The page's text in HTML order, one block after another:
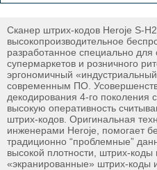
Cканер штрих-кодов Heroje S-
высокопроизводительное
разработанное специально
супермаркетов и розничного
эргономичный
современным ПО.
декодирования 4-го поколения
высокую оперативность
штрих-кодов. Оригинальная
инженерами Heroje, помогает
традиционно “проблемные”
высокой плотности, штрих-
«экранированные» штрих-коды